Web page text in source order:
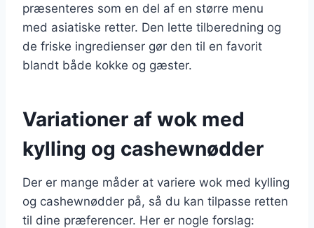
præsenteres som en del af en større menu
med asiatiske retter. Den lette tilberedning og
de friske ingredienser gør den til en favorit
blandt både kokke og gæster.
Variationer af wok med
kylling og cashewnødder
Der er mange måder at variere wok med kylling
og cashewnødder på, så du kan tilpasse retten
til dine præferencer. Her er nogle forslag: